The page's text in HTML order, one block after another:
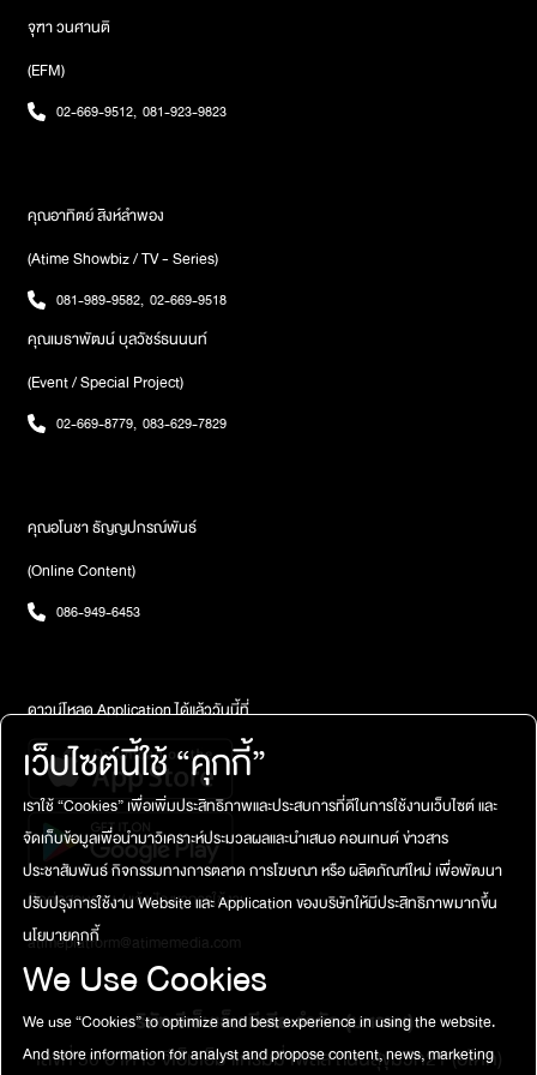
รู้สึกที่ต้นฉบับได้มอบไว้ลึกซึ้งเพียงใดภาพ : GDH
จุฑา วนศานติ
(EFM)
02-669-9512, 081-923-9823
คุณอาทิตย์ สิงห์ลำพอง
(Atime Showbiz / TV - Series)
081-989-9582, 02-669-9518
คุณเมธาพัฒน์ บุลวัชร์ธนนนท์
(Event / Special Project)
02-669-8779, 083-629-7829
คุณอโนชา ธัญญปกรณ์พันธ์
(Online Content)
086-949-6453
ดาวน์โหลด Application ได้แล้ววันนี้ที่
ติดต่อสอบถาม / แจ้งปัญหาการใช้งาน
atimeplatform@atimemedia.com
บริษัท จีเอ็มเอ็ม มีเดีย จำกัด (มหาชน)
เลขที่ 50 อาคาร จีเอ็มเอ็ม แกรมมี่ เพลส ถนนสุขุมวิท21 (อโศก)
เว็บไซต์นี้ใช้ “คุกกี้”
เราใช้ “Cookies” เพื่อเพิ่มประสิทธิภาพและประสบการที่ดีในการใช้งานเว็บไซต์ และ
จัดเก็บข้อมูลเพื่อนำมาวิเคราะห์ประมวลผลและนำเสนอ คอนเทนต์ ข่าวสาร
ประชาสัมพันธ์ กิจกรรมทางการตลาด การโฆษณา หรือ ผลิตภัณฑ์ใหม่ เพื่อพัฒนา
ปรับปรุงการใช้งาน Website และ Application ของบริษัทให้มีประสิทธิภาพมากขึ้น
นโยบายคุกกี้
We Use Cookies
We use “Cookies” to optimize and best experience in using the website.
And store information for analyst and propose content, news, marketing